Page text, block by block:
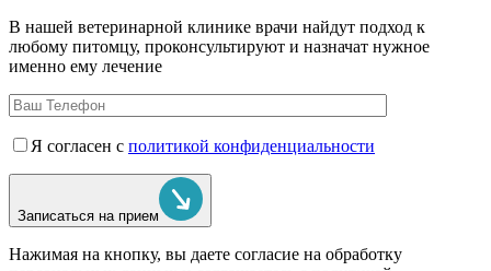
В нашей ветеринарной клинике врачи найдут подход к
любому питомцу, проконсультируют и назначат нужное
именно ему лечение
Я согласен с политикой конфиденциальности
Записаться на прием
Нажимая на кнопку, вы даете согласие на обработку